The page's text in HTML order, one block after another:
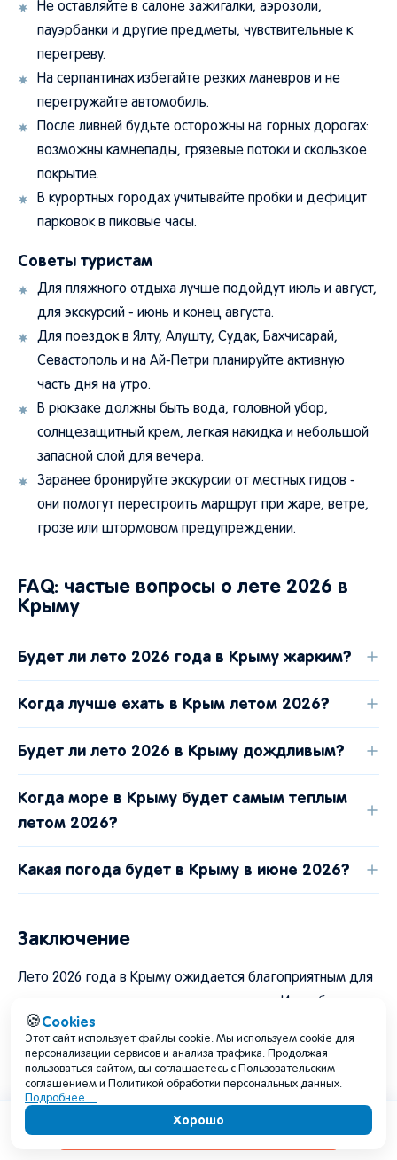
Не оставляйте в салоне зажигалки, аэрозоли,
пауэрбанки и другие предметы, чувствительные к
перегреву.
На серпантинах избегайте резких маневров и не
перегружайте автомобиль.
После ливней будьте осторожны на горных дорогах:
возможны камнепады, грязевые потоки и скользкое
покрытие.
В курортных городах учитывайте пробки и дефицит
парковок в пиковые часы.
Советы туристам
Для пляжного отдыха лучше подойдут июль и август,
для экскурсий - июнь и конец августа.
Для поездок в Ялту, Алушту, Судак, Бахчисарай,
Севастополь и на Ай-Петри планируйте активную
часть дня на утро.
В рюкзаке должны быть вода, головной убор,
солнцезащитный крем, легкая накидка и небольшой
запасной слой для вечера.
Заранее бронируйте экскурсии от местных гидов -
они помогут перестроить маршрут при жаре, ветре,
грозе или штормовом предупреждении.
FAQ: частые вопросы о лете 2026 в
Крыму
Будет ли лето 2026 года в Крыму жарким?
Когда лучше ехать в Крым летом 2026?
Будет ли лето 2026 в Крыму дождливым?
Когда море в Крыму будет самым теплым
летом 2026?
Какая погода будет в Крыму в июне 2026?
Заключение
Лето 2026 года в Крыму ожидается благоприятным для
отдыха, но с региональными различиями. Июнь будет
теплым и суховатым, июль - классическим курортным
месяцем около нормы, август - теплее обычного и,
вероятно, самым комфортным по температуре моря.
Крым летом 2026 года подойдет и для пляжного
отдыха, и для экскурсий, но планировать поездку стоит с
Содержание
🍪Cookies
Этот сайт использует файлы cookie. Мы используем cookie для
персонализации сервисов и анализа трафика. Продолжая
пользоваться сайтом, вы соглашаетесь с Пользовательским
соглашением и Политикой обработки персональных данных.
Подробнее…
Хорошо